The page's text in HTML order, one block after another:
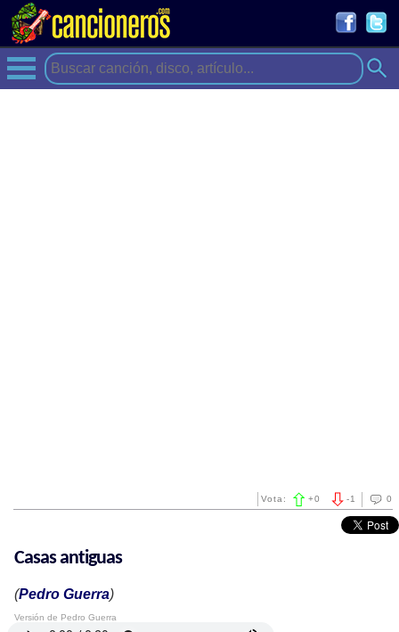
0
-1
Vota: +0
Casas antiguas
(Pedro Guerra)
Versión de Pedro Guerra